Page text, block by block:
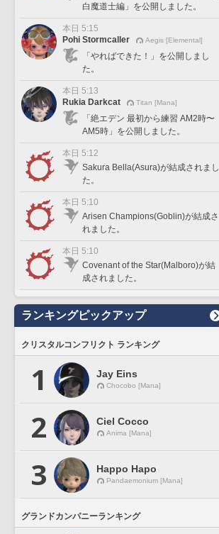
白魔道士編」を公開しました。
本日 5:15
Pohi Stormcaller
Aegis [Elemental]
「やればできた！」を公開しまし
た。
本日 5:13
Rukia Darkcat
Titan [Mana]
「絶エデン 最初から練習 AM2時〜
AM5時」を公開しました。
本日 5:12
Sakura Bella(Asura)が結成されまし
た。
本日 5:10
Arisen Champions(Goblin)が結成さ
れました。
本日 5:10
Covenant of the Star(Malboro)が結
成されました。
ランキングピックアップ
クリスタルコンフリクト ランキング
1 Jay Eins
Chocobo [Mana]
2 Ciel Cocco
Anima [Mana]
3 Happo Hapo
Pandaemonium [Mana]
グランドカンパニーランキング